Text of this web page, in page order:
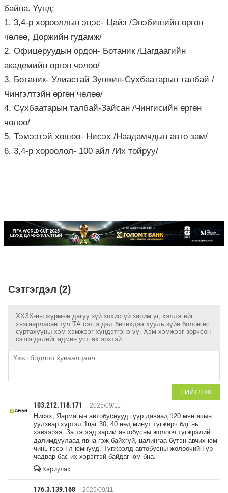
байна. Үүнд:
1. 3,4-р хорооллын эцэс- Цайз /Энэбишийн өргөн
чөлөө, Доржийн гудамж/
2. Офицеруудын ордон- Ботаник /Цагдаагийн
академийн өргөн чөлөө/
3. Ботаник- Улиастай Зунжин-Сүхбаатарын талбай /
Чингэлтэйн өргөн чөлөө/
4. Сүхбаатарын талбай-Зайсан /Чингисийн өргөн
чөлөө/
5. Тэмээтэй хөшөө- Нисэх /Наадамчдын авто зам/
6. 3,4-р хороолол- 100 айл /Их тойруу/
Сэтгэгдэл (2)
ХХЗХ-ны журмын дагуу зүй зохисгүй зарим үг, хэллэгийг
хязгаарласан тул ТА сэтгэгдэл бичихдээ хууль зүйн болон ёс
суртахууны хэм хэмжээг хүндэтгэнэ үү. Хэм хэмжээг зөрчсөн
сэтгэгдэлийг админ устгах эрхтэй.
НИЙТЛЭХ
103.212.118.171 2025/09/11
Нисэх, Яармагын автобуснууд гүүр даваад 120 мянгатын
уулзвар хүртэл 1цаг 30, 40 өөд минут түгжирч бдг нь
хэвээрээ. За тэгээд зарим автобусны жолооч түгжрэлийг
далимдуулаад явна гэж байхгүй, цалингаа бүтэн авчих юм
чинь гэсэн л юмнууд. Түгжрэлд автобусны жолоочийн ур
чадвар бас их хэрэгтэй байдаг юм бна.
Хариулах
176.3.139.168 2025/09/11